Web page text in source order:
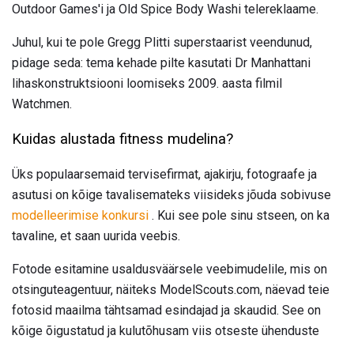
Outdoor Games'i ja Old Spice Body Washi telereklaame.
Juhul, kui te pole Gregg Plitti superstaarist veendunud,
pidage seda: tema kehade pilte kasutati Dr Manhattani
lihaskonstruktsiooni loomiseks 2009. aasta filmil
Watchmen.
Kuidas alustada fitness mudelina?
Üks populaarsemaid tervisefirmat, ajakirju, fotograafe ja
asutusi on kõige tavalisemateks viisideks jõuda sobivuse
modelleerimise konkursi . Kui see pole sinu stseen, on ka
tavaline, et saan uurida veebis.
Fotode esitamine usaldusväärsele veebimudelile, mis on
otsinguteagentuur, näiteks ModelScouts.com, näevad teie
fotosid maailma tähtsamad esindajad ja skaudid. See on
kõige õigustatud ja kulutõhusam viis otseste ühenduste